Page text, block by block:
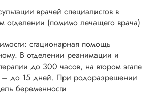
врачей специалистов в
отделении (помимо лечащего врача)
стационарная помощь
В отделении реанимации и
до 300 часов, на втором этапе
– до 15 дней. При родоразрешении
беременности